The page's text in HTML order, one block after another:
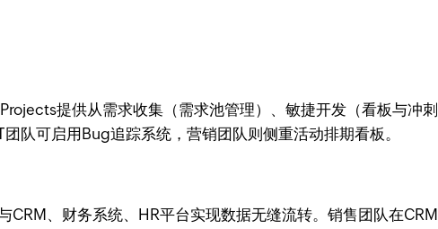
提供从需求收集（需求池管理）、敏捷开发（看板与冲
队可启用Bug追踪系统，营销团队则侧重活动排期看板。
CRM、财务系统、HR平台实现数据无缝流转。销售团队在